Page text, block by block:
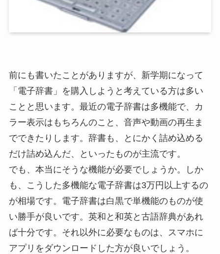
前にも書いたことがありますが、新学期になって
「電子辞書」を購入しようと考えている方は多い
ことと思います。最近の電子辞書は多機能で、カ
ラー表示はもちろんのこと、音声や動画の再生ま
でできたりします。辞書も、とにかく詰め込める
だけ詰め込んだ、といったものが主流です。
でも、本当にそうな機能が必要でしょうか。しか
も、こうした多機能な電子辞書は3万円以上するの
が相場です。電子辞書は白黒で単機能のものが使
い勝手が良いです。英和と和英と古語辞典があれ
ば十分です。それ以外に必要なものは、スマホに
アプリをダウンロードした方が良いでしょう。